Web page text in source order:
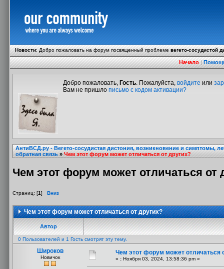
Новости:Добро пожаловать на форум посвященный проблемевегето-сосудистой
Начало|
Добро пожаловать, Гость. Пожалуйста, войдите или
Вам не пришло письмо с кодом активации?
АнтиВСД.ру - Вегето-сосудистая дистония, возникновение и симптомы,
обратная связь»Чем этот форум может отличаться от других?
Чем этот форум может отличаться от
Страниц: [1] Вниз
Чем этот форум может отличаться от других?
Автор
0 Пользователей и 1 Гость смотрят эту тему.
Широков
Новичок
Чем этот форум может отличаться
« : Ноября 03, 2024, 13:58:36 pm »